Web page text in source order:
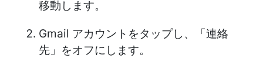
移動します。
Gmail アカウントをタップし、「連絡
先」をオフにします。